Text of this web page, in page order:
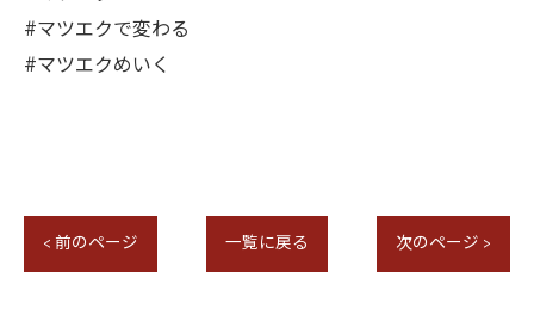
#マツエクで変わる
#マツエクめいく
< 前のページ 一覧に戻る 次のページ >